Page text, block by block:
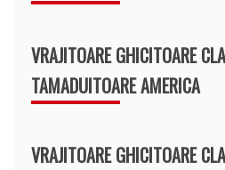
VRAJITOARE GHICITOARE
TAMADUITOARE AMERICA
VRAJITOARE GHICITOARE